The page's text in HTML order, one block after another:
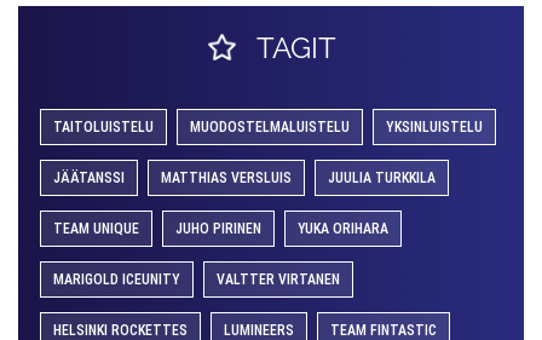
TAGIT
TAITOLUISTELU MUODOSTELMALUISTELU YKSINLUISTELU
JÄÄTANSSI MATTHIAS VERSLUIS JUULIA TURKKILA
TEAM UNIQUE JUHO PIRINEN YUKA ORIHARA
MARIGOLD ICEUNITY VALTTER VIRTANEN
HELSINKI ROCKETTES LUMINEERS TEAM FINTASTIC